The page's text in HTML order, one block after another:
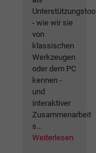
Unterstützungstool
- wie wir sie
von
klassischen
Werkzeugen
oder dem PC
kennen -
und
interaktiver
Zusammenarbeit
s...
Weiterlesen